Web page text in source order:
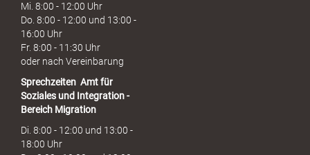
Mi. 8:00 - 12:00 Uhr
Do. 8:00 - 12:00 und 13:00 -
16:00 Uhr
Fr. 8:00 - 11:30 Uhr
oder nach Vereinbarung
Sprechzeiten Amt für
Soziales und Integration -
Bereich Migration
Di. 8:00 - 12:00 und 13:00 -
18:00 Uhr